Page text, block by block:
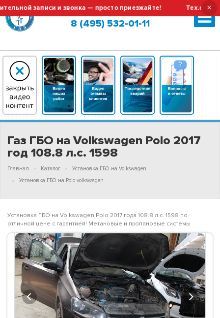
записи и звонка — просто приезжайте! ×
Москва (сменить город?)
8 (495) 532-01-11
Газ ГБО на Volkswagen Polo 2017
год 108.8 л.с. 1598
Главная Каталог
Установка ГБО на Volkswagen.
Установка ГБО на Polo volkswagen.
Установка ГБО на Volkswagen Polo 2017 года 108.8 л.с. 1598 по
отличной цене с гарантией! Метановые и пропановые системы
Previous Next